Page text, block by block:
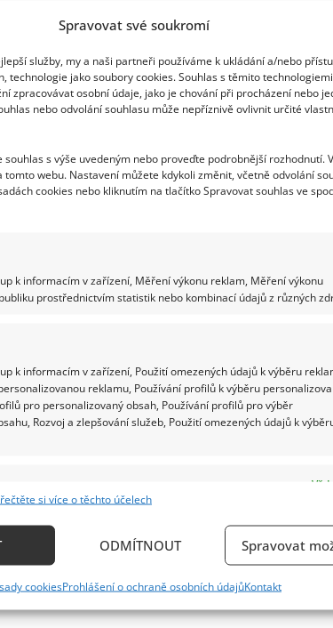
Spravovat své soukromí
služby, my a naši partneři používáme k ukládání a/nebo
technologie jako soubory cookies. Souhlas s těmito
zpracovávat osobní údaje, jako je chování při procházení nebo
nebo odvolání souhlasu může nepříznivě ovlivnit určité
souhlas s výše uvedeným nebo proveďte podrobnější rozhodnutí.
tomto webu. Nastavení můžete kdykoli změnit, včetně odvolání
cookies nebo kliknutím na tlačítko Spravovat souhlas ve
k informacím v zařízení, Měření výkonu reklam, Měření výkonu
prostřednictvím statistik nebo kombinací údajů z různých
k informacím v zařízení, Použití omezených údajů k výběru
reklamu, Používání profilů k výběru
pro personalizovaný obsah, Používání profilů pro výběr
Rozvoj a zlepšování služeb, Použití omezených údajů k
základě automaticky přenášených informací.
informací.
si více o těchto účelech
ODMÍTNOUT Spravovat
cookiesProhlášení o ochraně osobních údajůKontakt
těla.
, které si mohou rovnou sama na
Takže mnohdy jen chtít cvičit nestačí.
který, jak Tomáš vysvětluje, má vliv
dílechnás provede i důležitostí
dostat. Můžete jíst zdravě, ale
změnu ze dne na den, ale opět
otázky. Máte-li chuťzměnit svůj
dále.